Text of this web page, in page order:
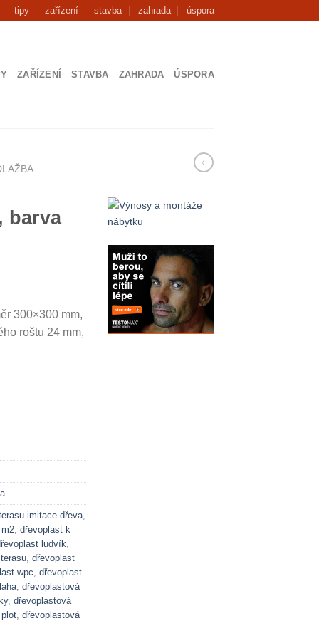
tipy zařízení stavba zahrada úspora
ZAŘÍZENÍ STAVBA ZAHRADA ÚSPORA
barva
300×300 mm,
roštu 24 mm,
imitace dřeva
dřevoplast k
ludvík
dřevoplast
wpc dřevoplast
dřevoplastová
, dřevoplastová
dřevoplastová